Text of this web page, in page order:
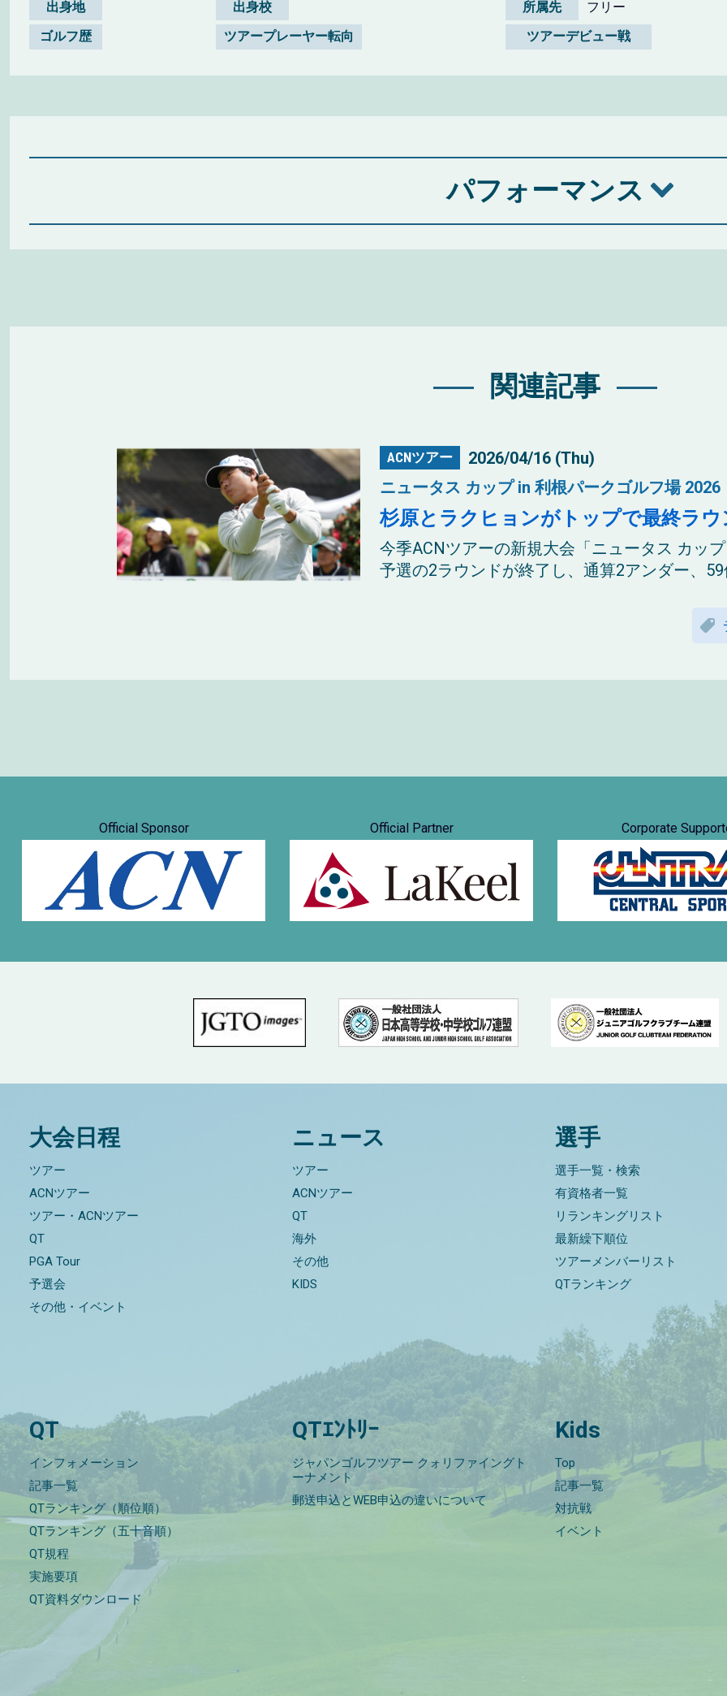
出身地
出身校 所属先
フリー
ゴルフ歴
ツアープレーヤー転向 ツアーデビュー戦
パフォーマンス
関連記事
ACNツアー
2026/04/16 (Thu)
ニュータス カップ in 利根パークゴルフ場 2026
杉原とラクヒョンがトップで最終ラ
今季ACNツアーの新規大会「ニュータス カッ
予選の2ラウンドが終了し、通算2アンダー、
Official Sponsor Official Partner Corporate
大会日程
ツアー
ACNツアー
ツアー・ACNツアー
QT
PGA Tour
予選会
その他・イベント
ニュース
ツアー
ACNツアー
QT
海外
その他
KIDS
選手
選手一覧・検索
有資格者一覧
リランキングリスト
最新繰下順位
ツアーメンバーリスト
QTランキング
QT
インフォメーション
記事一覧
QTランキング（順位順）
QTランキング（五十音順）
QT規程
実施要項
QT資料ダウンロード
QTｴﾝﾄﾘｰ
ジャパンゴルフツアー クォリファイングト
ーナメント
郵送申込とWEB申込の違いについて
Kids
Top
記事一覧
対抗戦
イベント